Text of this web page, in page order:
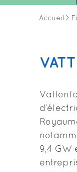
Accueil >
9,4 GW